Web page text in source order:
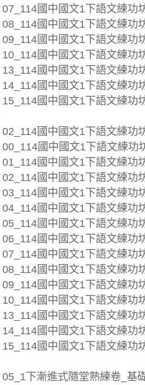
07_114國中國文1下語文練功
08_114國中國文1下語文練功
09_114國中國文1下語文練功
10_114國中國文1下語文練功
13_114國中國文1下語文練功
14_114國中國文1下語文練功
15_114國中國文1下語文練功
02_114國中國文1下語文練功
00_114國中國文1下語文練功
01_114國中國文1下語文練功
02_114國中國文1下語文練功
03_114國中國文1下語文練功
04_114國中國文1下語文練功
05_114國中國文1下語文練功
06_114國中國文1下語文練功
07_114國中國文1下語文練功
08_114國中國文1下語文練功
09_114國中國文1下語文練功
10_114國中國文1下語文練功
13_114國中國文1下語文練功
14_114國中國文1下語文練功
15_114國中國文1下語文練功
05_1下漸進式隨堂熟練卷_基